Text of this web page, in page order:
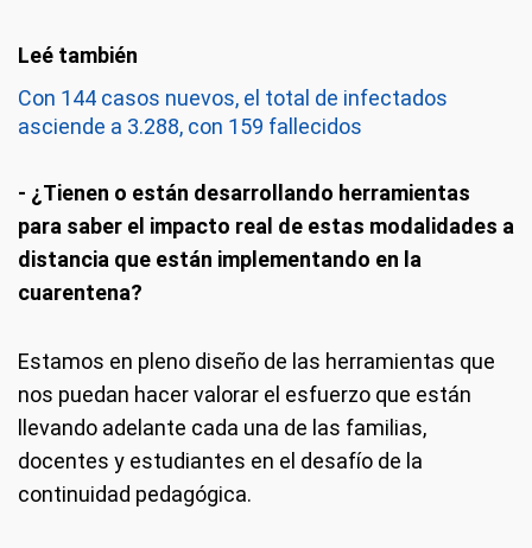
Con 144 casos nuevos, el total de infectados
asciende a 3.288, con 159 fallecidos
- ¿Tienen o están desarrollando herramientas
para saber el impacto real de estas modalidades a
distancia que están implementando en la
cuarentena?
Estamos en pleno diseño de las herramientas que
nos puedan hacer valorar el esfuerzo que están
llevando adelante cada una de las familias,
docentes y estudiantes en el desafío de la
continuidad pedagógica.